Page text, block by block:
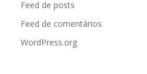
Feed de posts
Feed de comentários
WordPress.org